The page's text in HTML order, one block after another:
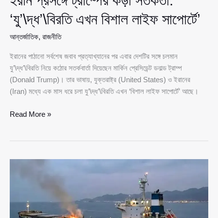
‘যু’\দ্ধ’\বিরতি এখন বিশাল লাইফ সাপোর্টে’
আন্তর্জাতিক, রাজনীতি
ইরানের পাঠানো সর্বশেষ জবাব প্রত্যাখ্যানের পর এবার দেশটির সঙ্গে চলমান
যু’\দ্ধ’\বিরতি নিয়ে কঠোর সতর্কবার্তা দিয়েছেন মার্কিন প্রেসিডেন্ট ডনাল্ড ট্রাম্প
(Donald Trump)। তার ভাষায়, যুক্তরাষ্ট্র (United States) ও ইরানের
(Iran) মধ্যে এক মাস ধরে চলা যু’\দ্ধ’\বিরতি এখন ‘বিশাল লাইফ সাপোর্টে’ আছে।
ইরান
সতর্কতা:
Read More »